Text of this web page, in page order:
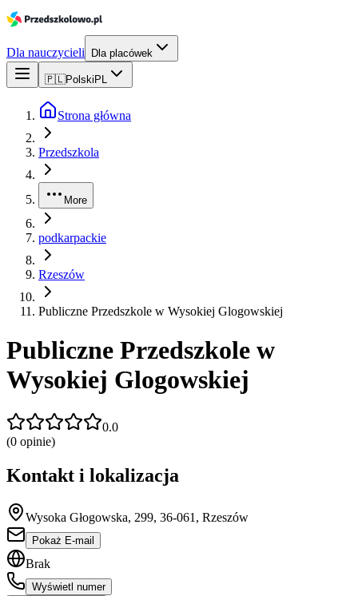
Dla nauczycieli Dla placówek
🇵🇱Polski PL
Strona główna
Przedszkola
More
podkarpackie
Rzeszów
Publiczne Przedszkole w Wysokiej Glogowskiej
Publiczne Przedszkole w
Wysokiej Glogowskiej
0.0
(0 opinie)
Kontakt i lokalizacja
Wysoka Głogowska, 299, 36-061, Rzeszów
Pokaż E-mail
Brak
Wyświetl numer